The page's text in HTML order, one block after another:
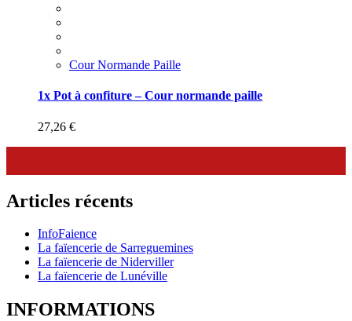
Cour Normande Paille
1x Pot à confiture – Cour normande paille
27,26 €
Articles récents
InfoFaience
La faïencerie de Sarreguemines
La faïencerie de Niderviller
La faïencerie de Lunéville
INFORMATIONS